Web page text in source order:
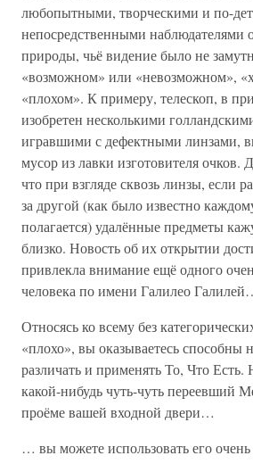
любопытными, творческими и по-
непосредственными
природы, чьё видение было не
«возможном» или «невозможном»,
«плохом». К примеру, телескоп, в
изобретен несколькими
игравшими с дефектными линзами,
мусор из лавки изготовителя очков.
что при взгляде сквозь линзы, если
за другой (как было известно
полагается) удалённые предметы
близко. Новость об их открытии
привлекла внимание ещё одного
человека по имени Галилео
Относясь ко всему без
«плохо», вы оказываетесь способны
различать и применять То, Что
какой-нибудь чуть-чуть переевший
проёме вашей входной двери…
… вы можете использовать его